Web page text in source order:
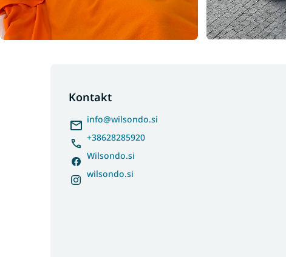
Kontakt
info@wilsondo.si
+38628285920
Wilsondo.si
wilsondo.si